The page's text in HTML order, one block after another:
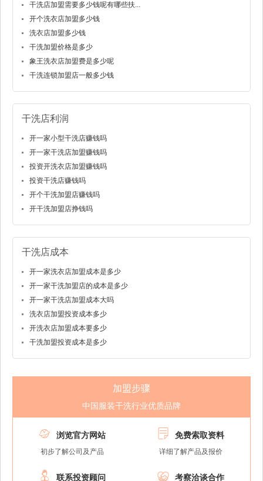
干洗店加盟需要多少钱呢有哪些扶...
开个洗衣店加盟多少钱
洗衣店加盟多少钱
干洗加盟价格是多少
象王洗衣店加盟费是多少呢
干洗连锁加盟店一般多少钱
干洗店利润
开一家小型干洗店赚钱吗
开一家干洗店加盟赚钱吗
投资开洗衣店加盟赚钱吗
投资干洗店赚钱吗
开个干洗加盟店赚钱吗
开干洗加盟店挣钱吗
干洗店成本
开一家洗衣店加盟成本是多少
开一家干洗加盟店的成本是多少
开一家干洗店加盟成本大吗
洗衣店加盟投资成本多少
开洗衣店加盟成本要多少
干洗加盟投资成本是多少
加盟步骤
中国服装干洗行业优质品牌
 浏览官方网站
初步了解公司及产品
 免费索取资料
详细了解产品及报价
 联系投资顾问  考察洽谈合作